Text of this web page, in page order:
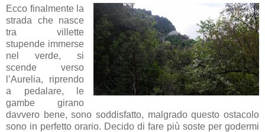
Ecco finalmente la
strada che nasce
tra villette
stupende immerse
nel verde, si
scende verso
l’Aurelia, riprendo
a pedalare, le
gambe girano
davvero bene, sono soddisfatto, malgrado questo ostacolo
sono in perfetto orario. Decido di fare più soste per godermi